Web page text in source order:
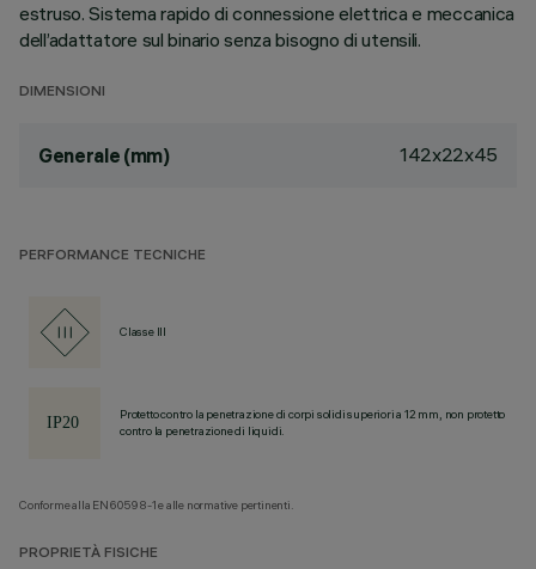
estruso. Sistema rapido di connessione elettrica e meccanica
dell’adattatore sul binario senza bisogno di utensili.
DIMENSIONI
Generale (mm) 142x22x45
PERFORMANCE TECNICHE
Classe III
Protetto contro la penetrazione di corpi solidi superiori a 12 mm, non protetto
contro la penetrazione di liquidi.
Conforme alla EN60598-1 e alle normative pertinenti.
PROPRIETÀ FISICHE